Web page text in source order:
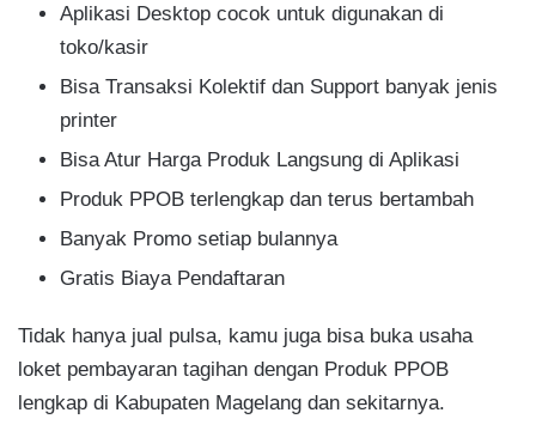
Aplikasi Desktop cocok untuk digunakan di
toko/kasir​
Bisa Transaksi Kolektif dan Support banyak jenis
printer​
Bisa Atur Harga Produk Langsung di Aplikasi
Produk PPOB terlengkap dan terus bertambah
Banyak Promo setiap bulannya
Gratis Biaya Pendaftaran​
Tidak hanya jual pulsa, kamu juga bisa buka usaha
loket pembayaran tagihan dengan Produk PPOB
lengkap di Kabupaten Magelang dan sekitarnya.